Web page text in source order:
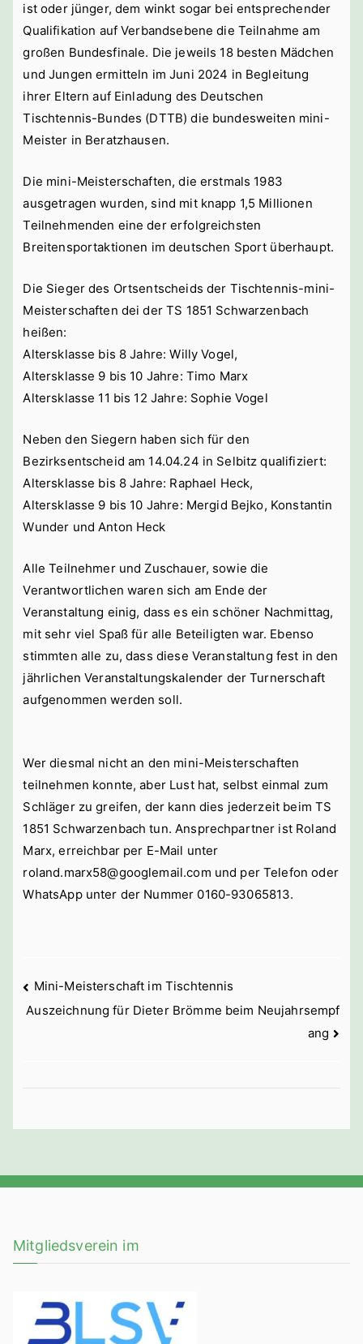
ist oder jünger, dem winkt sogar bei entsprechender
Qualifikation auf Verbandsebene die Teilnahme am
großen Bundesfinale. Die jeweils 18 besten Mädchen
und Jungen ermitteln im Juni 2024 in Begleitung
ihrer Eltern auf Einladung des Deutschen
Tischtennis-Bundes (DTTB) die bundesweiten mini-
Meister in Beratzhausen.
Die mini-Meisterschaften, die erstmals 1983
ausgetragen wurden, sind mit knapp 1,5 Millionen
Teilnehmenden eine der erfolgreichsten
Breitensportaktionen im deutschen Sport überhaupt.
Die Sieger des Ortsentscheids der Tischtennis-mini-
Meisterschaften dei der TS 1851 Schwarzenbach
heißen:
Altersklasse bis 8 Jahre: Willy Vogel,
Altersklasse 9 bis 10 Jahre: Timo Marx
Altersklasse 11 bis 12 Jahre: Sophie Vogel
Neben den Siegern haben sich für den
Bezirksentscheid am 14.04.24 in Selbitz qualifiziert:
Altersklasse bis 8 Jahre: Raphael Heck,
Altersklasse 9 bis 10 Jahre: Mergid Bejko, Konstantin
Wunder und Anton Heck
Alle Teilnehmer und Zuschauer, sowie die
Verantwortlichen waren sich am Ende der
Veranstaltung einig, dass es ein schöner Nachmittag,
mit sehr viel Spaß für alle Beteiligten war. Ebenso
stimmten alle zu, dass diese Veranstaltung fest in den
jährlichen Veranstaltungskalender der Turnerschaft
aufgenommen werden soll.
Wer diesmal nicht an den mini-Meisterschaften
teilnehmen konnte, aber Lust hat, selbst einmal zum
Schläger zu greifen, der kann dies jederzeit beim TS
1851 Schwarzenbach tun. Ansprechpartner ist Roland
Marx, erreichbar per E-Mail unter
roland.marx58@googlemail.com und per Telefon oder
WhatsApp unter der Nummer 0160-93065813.
Beitragsnavigation
Mini-Meisterschaft im Tischtennis
Auszeichnung für Dieter Brömme beim Neujahrsempf
ang
Mitgliedsverein im